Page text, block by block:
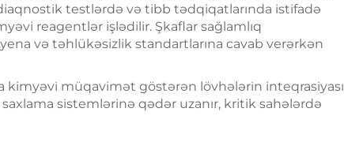
testlərdə və tibb tədqiqatlarında istifadə
reagentlər işlədilir. Şkaflar sağlamlıq
və təhlükəsizlik standartlarına cavab verərkən
kimyəvi müqavimət göstərən lövhələrin inteqrasiyası
sistemlərinə qədər uzanır, kritik sahələrdə